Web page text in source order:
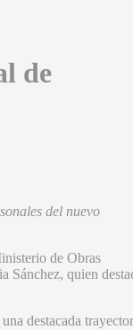
de
del nuevo
de Obras
Sánchez, quien
destacada